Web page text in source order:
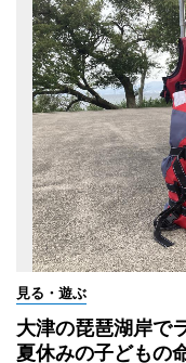
見る・遊ぶ
大津の琵琶湖岸で
夏休みの子どもの